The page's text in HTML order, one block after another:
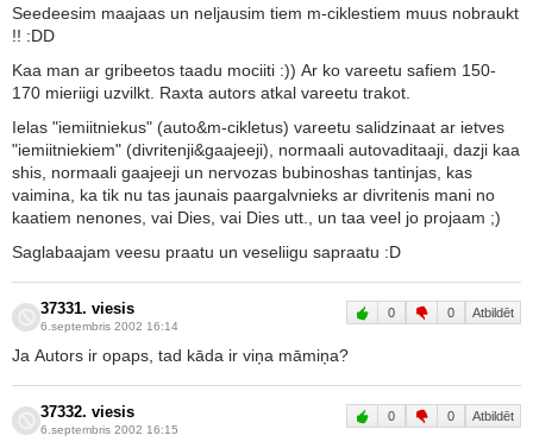
Seedeesim maajaas un neljausim tiem m-ciklestiem muus nobraukt
!! :DD
Kaa man ar gribeetos taadu mociiti :)) Ar ko vareetu safiem 150-
170 mieriigi uzvilkt. Raxta autors atkal vareetu trakot.
Ielas "iemiitniekus" (auto&m-cikletus) vareetu salidzinaat ar ietves
"iemiitniekiem" (divritenji&gaajeeji), normaali autovaditaaji, dazji kaa
shis, normaali gaajeeji un nervozas bubinoshas tantinjas, kas
vaimina, ka tik nu tas jaunais paargalvnieks ar divritenis mani no
kaatiem nenones, vai Dies, vai Dies utt., un taa veel jo projaam ;)
Saglabaajam veesu praatu un veseliigu sapraatu :D
37331. viesis
6.septembris 2002 16:14
0 0 Atbildēt
Ja Autors ir opaps, tad kāda ir viņa māmiņa?
37332. viesis
6.septembris 2002 16:15
0 0 Atbildēt